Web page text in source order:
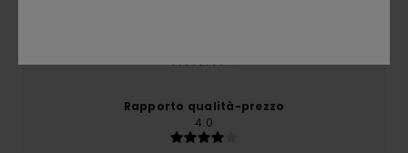
Rapporto qualità-prezzo
4.0